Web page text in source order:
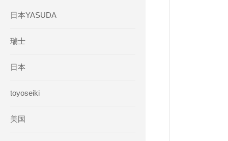
日本YASUDA
瑞士
日本
toyoseiki
美国